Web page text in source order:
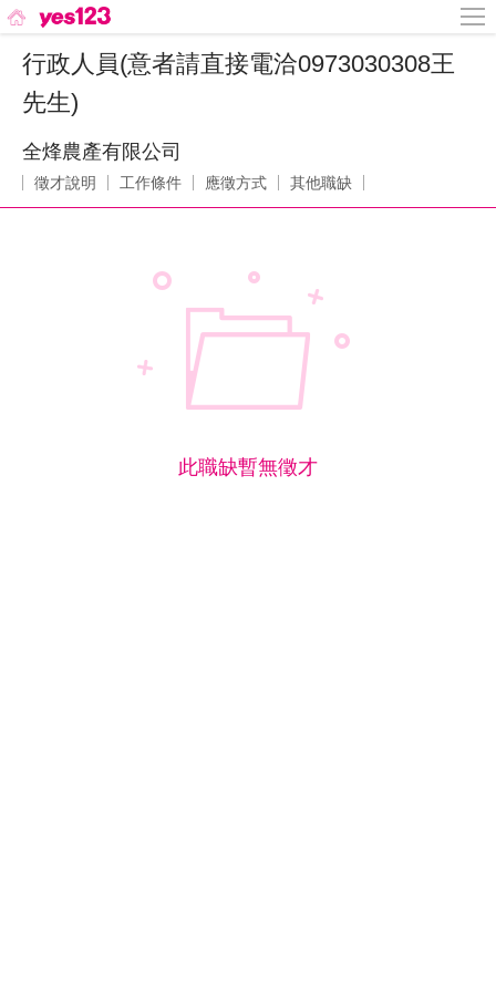
行政人員(意者請直接電洽0973030308王
先生)
全烽農產有限公司
徵才說明 工作條件 應徵方式 其他職缺
此職缺暫無徵才